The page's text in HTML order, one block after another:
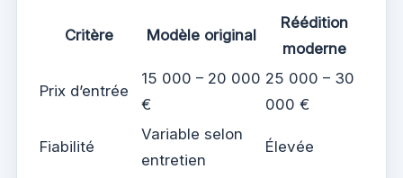
Critère Modèle original
Réédition
moderne
Prix d’entrée
15 000 – 20 000
€
25 000 – 30
000 €
Fiabilité
Variable selon
entretien
Élevée